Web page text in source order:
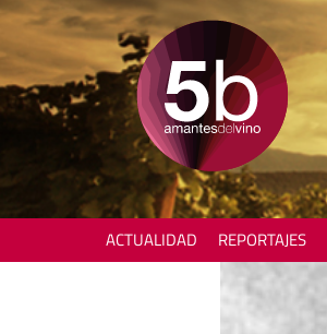
ACTUALIDAD REPORTAJES